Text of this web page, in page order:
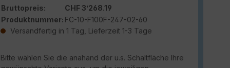
Bruttopreis:
CHF 3’268.19
Produktnummer: FC-10-F100F-247-02-60
Versandfertig in 1 Tag, Lieferzeit 1-3 Tage
Bitte wählen Sie die anahand der u.s. Schaltfläche Ihre